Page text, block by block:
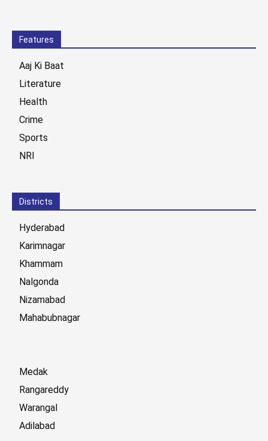
Features
Aaj Ki Baat
Literature
Health
Crime
Sports
NRI
Districts
Hyderabad
Karimnagar
Khammam
Nalgonda
Nizamabad
Mahabubnagar
Medak
Rangareddy
Warangal
Adilabad